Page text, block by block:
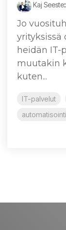
Kaj Seeste:
Jo
yrityksissä
heidän IT-
muutakin
kuten...
IT-palvelut
automatisointi